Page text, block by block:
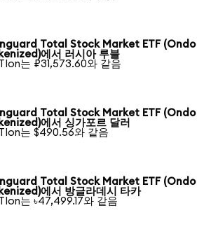
Total Stock Market ETF (Ondo
에서 러시아 루블
는 ₽31,573.60와 같음
Total Stock Market ETF (Ondo
에서 싱가포르 달러
는 $490.56와 같음
Total Stock Market ETF (Ondo
에서 방글라데시 타카
는 ৳47,499.17와 같음